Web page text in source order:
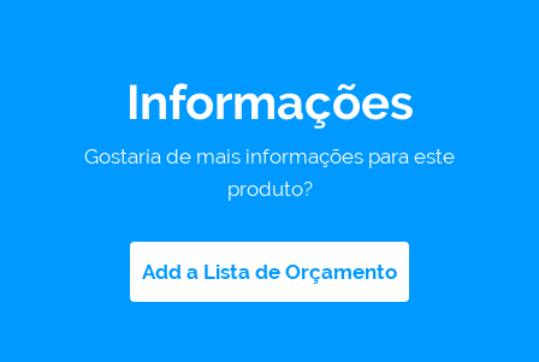
Informações
Gostaria de mais informações para este
produto?
Add a Lista de Orçamento